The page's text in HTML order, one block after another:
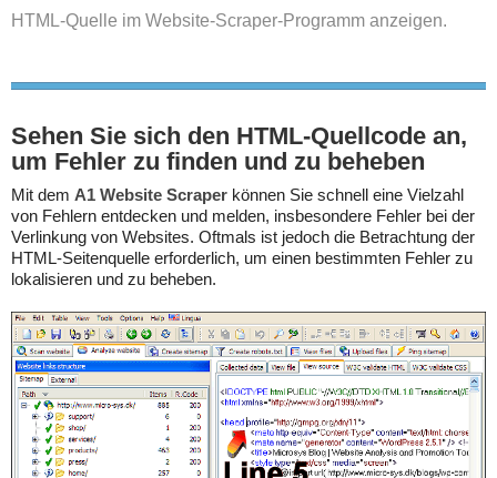
HTML-Quelle im Website-Scraper-Programm anzeigen.
Sehen Sie sich den HTML-Quellcode an,
um Fehler zu finden und zu beheben
Mit dem A1 Website Scraper können Sie schnell eine Vielzahl
von Fehlern entdecken und melden, insbesondere Fehler bei der
Verlinkung von Websites. Oftmals ist jedoch die Betrachtung der
HTML-Seitenquelle erforderlich, um einen bestimmten Fehler zu
lokalisieren und zu beheben.